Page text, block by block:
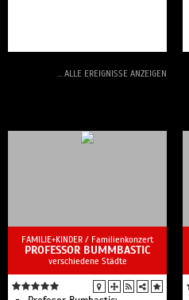
... ALLE EREIGNISSE ANZEIGEN
FAMILIE+KINDER / Familienkonzert
PROFESSOR BUMMBASTIC
verschiedene Städte